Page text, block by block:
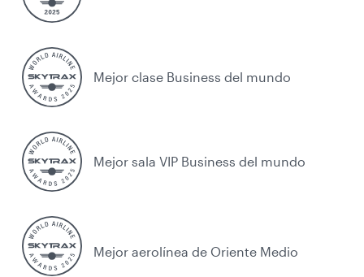
Mejor clase Business del mundo
Mejor sala VIP Business del mundo
Mejor aerolínea de Oriente Medio